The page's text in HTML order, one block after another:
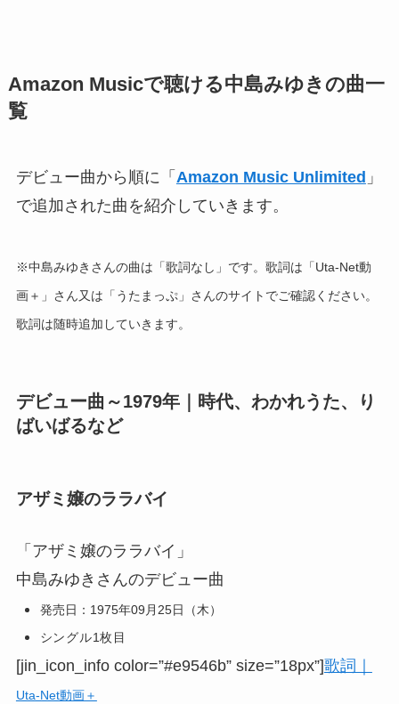
Amazon Musicで聴ける中島みゆきの曲一
覧
デビュー曲から順に「 Amazon Music Unlimited 」
で追加された曲を紹介していきます。
※中島みゆきさんの曲は「歌詞なし」です。歌詞は「Uta-Net動
画＋」さん又は「うたまっぷ」さんのサイトでご確認ください。
歌詞は随時追加していきます。
デビュー曲～1979年｜時代、わかれうた、り
ばいばるなど
アザミ嬢のララバイ
「アザミ嬢のララバイ」
中島みゆきさんのデビュー曲
発売日：1975年09月25日（木）
シングル1枚目
[jin_icon_info color=”#e9546b” size=”18px”]歌詞｜
Uta-Net動画＋